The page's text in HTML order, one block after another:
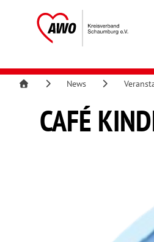
News
CAFÉ